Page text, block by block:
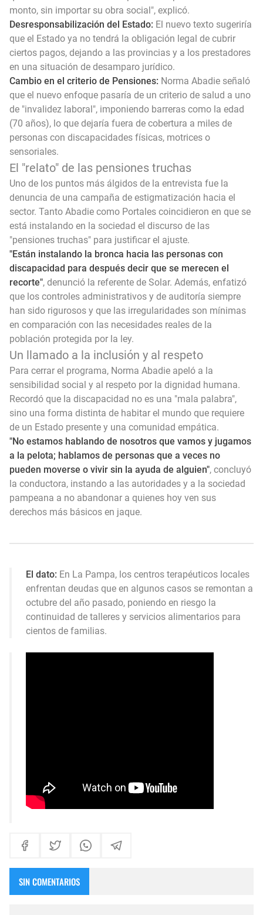
monto, sin importar su obra social", explicó.
Desresponsabilización del Estado: El nuevo texto sugeriría
que el Estado ya no tendrá la obligación legal de cubrir
ciertos pagos, dejando a las provincias y a los prestadores
en una situación de desamparo jurídico.
Cambio en el criterio de Pensiones: Norma Abadie señaló
que el nuevo enfoque pasaría de un criterio de salud a uno
de "invalidez laboral", imponiendo barreras como la edad
(70 años), lo que dejaría fuera de cobertura a miles de
personas con discapacidades físicas, motrices o
sensoriales.
El "relato" de las pensiones truchas
Uno de los puntos más álgidos de la entrevista fue la
denuncia de una campaña de estigmatización hacia el
sector. Tanto Abadie como Portales coincidieron en que se
está instalando en la sociedad el discurso de las
"pensiones truchas" para justificar el ajuste.
"Están instalando la bronca hacia las personas con
discapacidad para después decir que se merecen el
recorte", denunció la referente de Solar. Además, enfatizó
que los controles administrativos y de auditoría siempre
han sido rigurosos y que las irregularidades son mínimas
en comparación con las necesidades reales de la
población protegida por la ley.
Un llamado a la inclusión y al respeto
Para cerrar el programa, Norma Abadie apeló a la
sensibilidad social y al respeto por la dignidad humana.
Recordó que la discapacidad no es una "mala palabra",
sino una forma distinta de habitar el mundo que requiere
de un Estado presente y una comunidad empática.
"No estamos hablando de nosotros que vamos y jugamos
a la pelota; hablamos de personas que a veces no
pueden moverse o vivir sin la ayuda de alguien", concluyó
la conductora, instando a las autoridades y a la sociedad
pampeana a no abandonar a quienes hoy ven sus
derechos más básicos en jaque.
El dato: En La Pampa, los centros terapéuticos locales
enfrentan deudas que en algunos casos se remontan a
octubre del año pasado, poniendo en riesgo la
continuidad de talleres y servicios alimentarios para
cientos de familias.
SIN COMENTARIOS